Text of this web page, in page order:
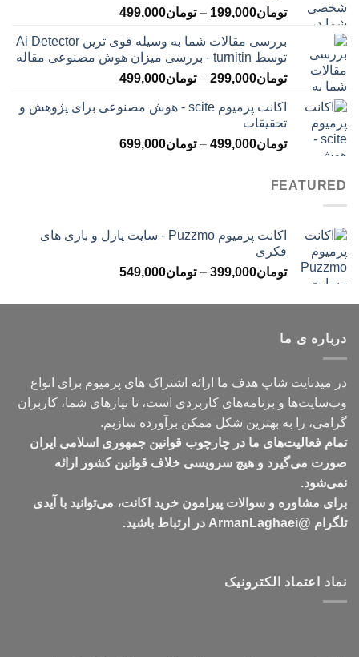
تومان399,000
تومان199,000
– تومان499,000محدوده
تومان199,000
تا
تومان499,000
بررسی مقالات شما به وسیله قوی ترین Ai Detector
توسط turnitin - بررسی میزان هوش مصنوعی مقاله
تومان299,000
– تومان499,000محدوده
تومان299,000
تومان499,000
اکانت پرمیوم scite - هوش مصنوعی برای پژوهش و
تحقیقات
تومان499,000
– تومان699,000محدوده
FEATURED
اکانت پرمیوم Puzzmo - سایت پازل و بازی های
فکری
تومان399,000
– تومان549,000محدوده
تومان399,000
درباره ی ما
در میدنایت شاپ هدف ما ارائه اشتراک های پرمیوم برای انواع
وب‌سایت‌ها و برنامه‌های کاربردی است، تا نیازهای شما، کاربران
گرامی، را به بهترین شکل ممکن برآورده سازیم.
تمام فعالیت‌های ما در چارچوب قوانین جمهوری اسلامی ایران
صورت می‌گیرد و هیچ سرویسی خلاف قوانین کشور ارائه
نمی‌شود.
برای مشاوره و سوالات پیرامون خرید اکانت، می‌توانید با آیدی
تلگرام @ArmanLaghaei در ارتباط باشید.
نماد اعتماد الکترونیک